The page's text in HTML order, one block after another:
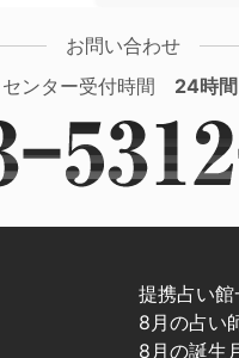
お問い合わせ
ンター受付時間 24時
提携占い館
8月の占い
8月の誕生